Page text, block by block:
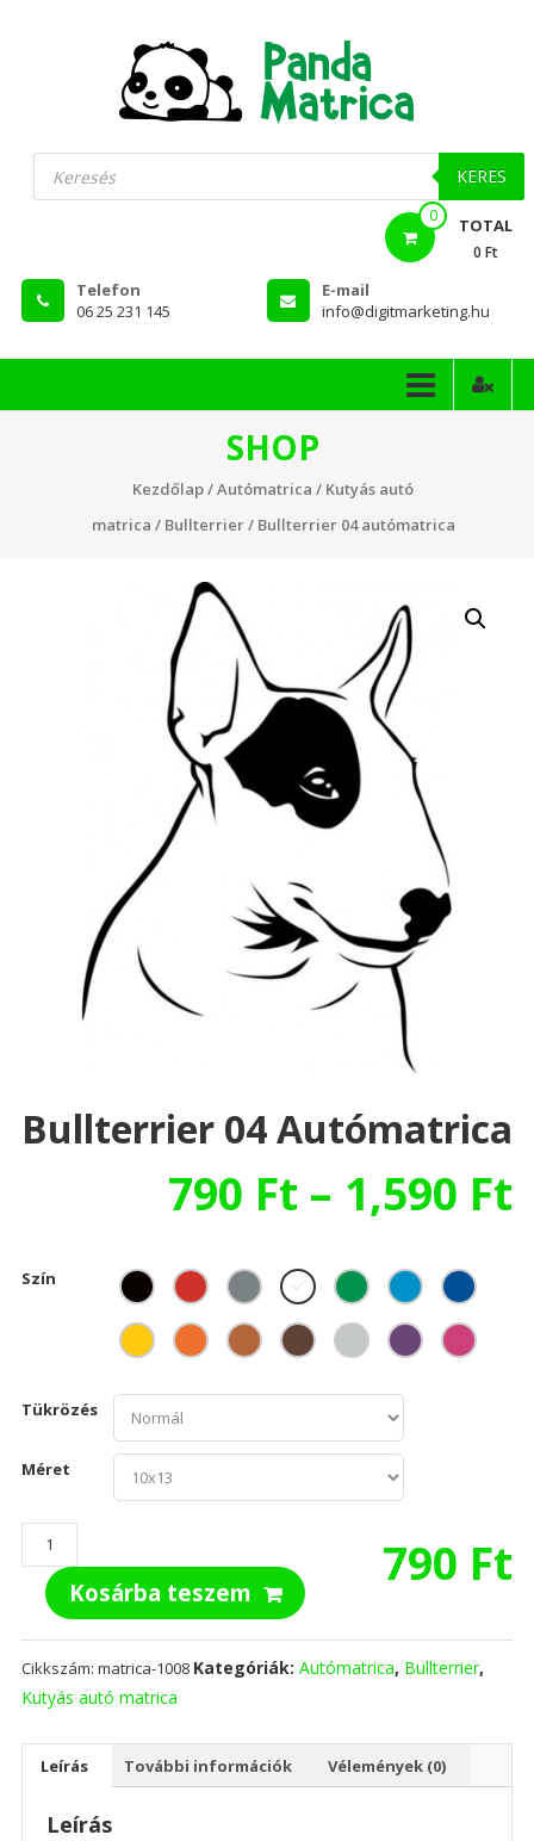
PandaMatrica
falmatrica
Products
search KERES
0 TOTAL
0 Ft
Telefon
06 25 231 145
E-mail
info@digitmarketing.hu
SHOP
Kezdőlap/Autómatrica / Kutyás autó
matrica / Bullterrier/ Bullterrier 04 autómatrica
Bullterrier 04 Autómatrica
790 Ft – 1,590 Ft
Szín
Tükrözés
Méret
790 Ft
Bullterrier
04
autómatrica
mennyiség
Kosárba teszem
Cikkszám: matrica-1008 Kategóriák: Autómatrica, Bullterrier,
Kutyás autó matrica
Leírás További információk Vélemények (0)
Leírás